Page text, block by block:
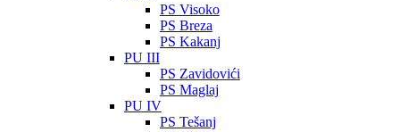
PS Visoko
PS Breza
PS Kakanj
PU III
PS Zavidovići
PS Maglaj
PU IV
PS Tešanj